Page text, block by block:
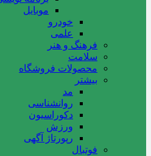
موبایل
خودرو
علمی
فرهنگ و هنر
سلامت
محصولات فروشگاه
بیشتر
مد
روانشناسی
دکوراسیون
ورزش
رپورتاژ آگهی
فوتبال